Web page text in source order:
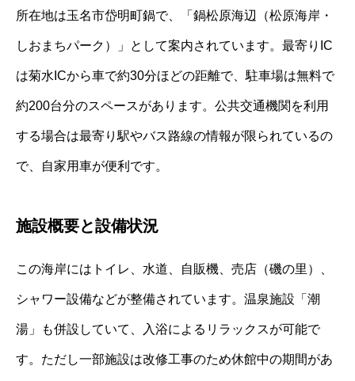
所在地は玉名市岱明町鍋で、「鍋松原海辺（松原海岸・
しおまちパーク）」として案内されています。最寄りIC
は菊水ICから車で約30分ほどの距離で、駐車場は無料で
約200台分のスペースがあります。公共交通機関を利用
する場合は最寄り駅やバス路線の情報が限られているの
で、自家用車が便利です。
施設概要と設備状況
この海岸にはトイレ、水道、自販機、売店（磯の里）、
シャワー設備などが整備されています。温泉施設「潮
湯」も併設していて、入浴によるリラックスが可能で
す。ただし一部施設は改修工事のため休館中の期間があ